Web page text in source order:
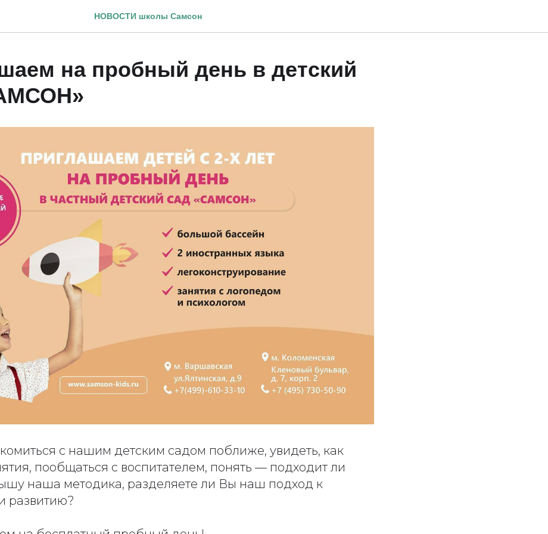
НОВОСТИ школы Самсон
на пробный день в детский
с нашим детским садом поближе, увидеть, как
пообщаться с воспитателем, понять — подходит ли
наша методика, разделяете ли Вы наш подход к
развитию?